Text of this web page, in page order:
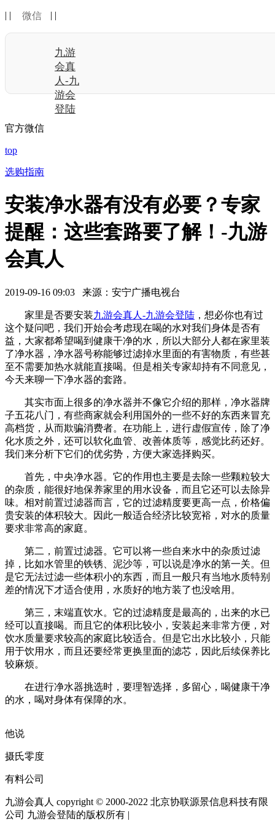
| | 微信 | |
九游
会真
人-九
游会
登陆
官方微信
top
选购指南
安装净水器有没有必要？专家
提醒：这些套路要了解！-九游
会真人
2019-09-16 09:03 来源：安宁广播电视台
家里是否要安装九游会真人-九游会登陆 ，想必你也有过
这个疑问吧，我们开始会考虑现在喝的水对我们身体是否有
益，大家都希望喝到健康干净的水，所以大部分人都在家里装
了净水器，净水器号称能够过滤掉水里面的有害物质，有些甚
至不需要加热水就能直接喝。但是相关专家却持有不同意见，
今天来聊一下净水器的套路。
其实市面上很多的净水器并不像它介绍的那样，净水器牌
子五花八门，有些商家就会利用国外的一些不好的东西来冒充
高档货，从而欺骗消费者。在功能上，进行虚假宣传，除了净
化水质之外，还可以软化血管、改善体质等，感觉比药还好。
我们来分析下它们的优劣势，方便大家选择购买。
首先，中央净水器。它的作用也主要是去除一些颗粒较大
的杂质，能很好地保养家里的用水设备，而且它还可以去除异
味。相对前置过滤器而言，它的过滤精度要更高一点，价格偏
贵安装的体积较大。因此一般适合经济比较宽裕，对水的质量
要求非常高的家庭。
第二，前置过滤器。它可以将一些自来水中的杂质过滤
掉，比如水管里的铁锈、泥沙等，可以说是净水的第一关。但
是它无法过滤一些体积小的东西，而且一般只有当地水质特别
差的情况下才适合使用，水质好的地方装了也没啥用。
第三，末端直饮水。它的过滤精度是最高的，出来的水已
经可以直接喝。而且它的体积比较小，安装起来非常方便，对
饮水质量要求较高的家庭比较适合。但是它出水比较小，只能
用于饮用水，而且还要经常更换里面的滤芯，因此后续保养比
较麻烦。
在进行净水器挑选时，要理智选择，多留心，喝健康干净
的水，喝对身体有保障的水。
他说
摄氏零度
有料公司
九游会真人 copyright © 2000-2022 北京协联源景信息科技有限
公司 九游会登陆的版权所有 |